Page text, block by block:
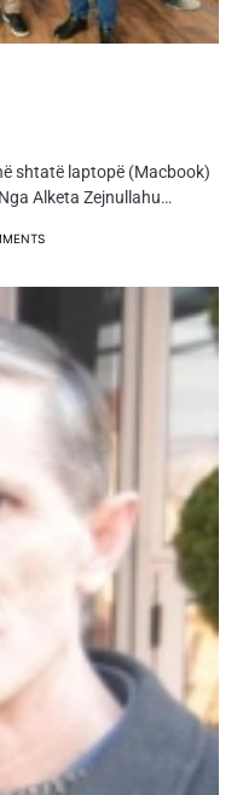
shtatë laptopë (Macbook)
Alketa Zejnullahu…